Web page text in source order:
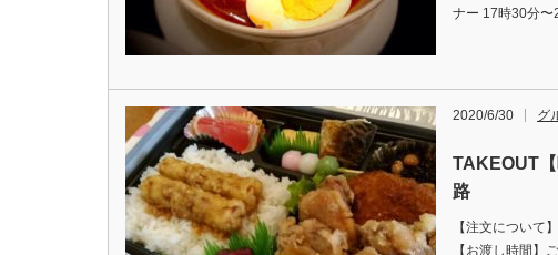
ナー 17時30分
2020/6/30 グ
TAKEOUT
路
【注文につい
【お渡し時間】